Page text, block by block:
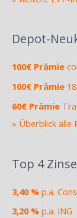
Depot-
100€ Prämie
100€ Prämie
60€ Prämie
» Überblick alle
Top 4
3,40 % p.a.
3,20 % p.a. ING